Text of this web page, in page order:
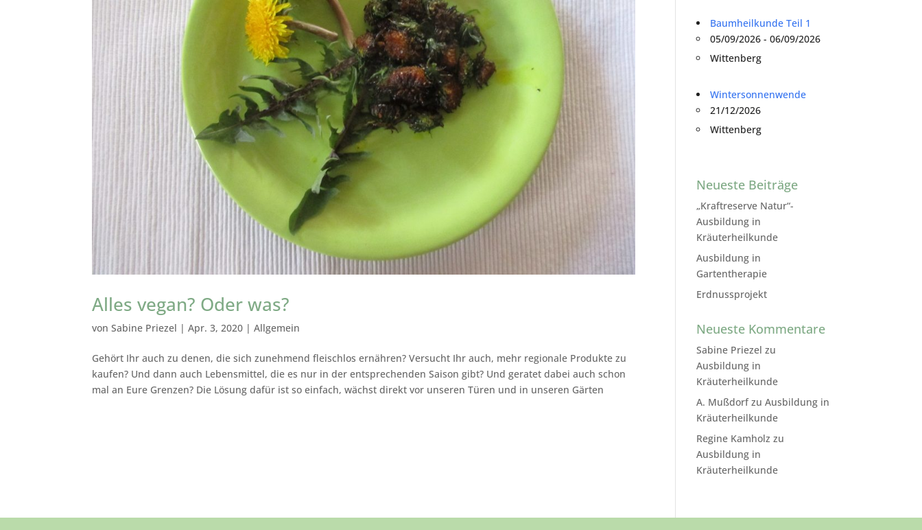
Alles vegan? Oder was?
vonSabine Priezel |Apr. 3, 2020 |Allgemein
Gehört Ihr auch zu denen, die sich zunehmend fleischlos ernähren? Versucht Ihr auch, mehr regionale Produkte zu
kaufen? Und dann auch Lebensmittel, die es nur in der entsprechenden Saison gibt? Und geratet dabei auch schon
mal an Eure Grenzen? Die Lösung dafür ist so einfach, wächst direkt vor unseren Türen und in unseren Gärten
Baumheilkunde Teil 1
05/09/2026 - 06/09/2026
Wittenberg
Wintersonnenwende
21/12/2026
Wittenberg
Neueste Beiträge
„Kraftreserve Natur“-
Ausbildung in
Kräuterheilkunde
Ausbildung in
Gartentherapie
Erdnussprojekt
Neueste Kommentare
Sabine Priezel zu
Ausbildung in
Kräuterheilkunde
A. MußdorfzuAusbildung in
Kräuterheilkunde
Regine Kamholz zu
Ausbildung in
Kräuterheilkunde